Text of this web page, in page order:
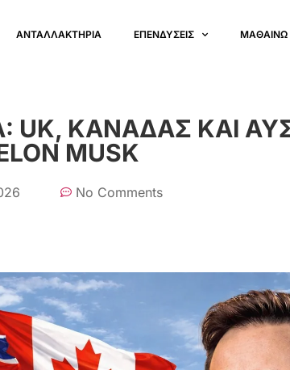
ΑΝΤΑΛΛΑΚΤΗΡΙΑ ΕΠΕΝΔΥΣΕΙΣ ΜΑΘΑΙΝΩ
UK, ΚΑΝΑΔΑΣ ΚΑΙ
MUSK
No Comments